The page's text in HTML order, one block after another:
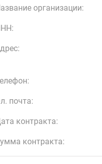
организации:
почта:
контракта:
контракта: